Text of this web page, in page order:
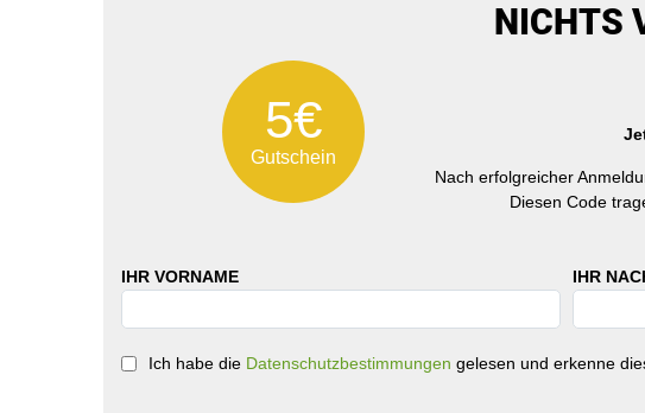
5€
Gutschein
NICHTS
Nach erfolgreicher
Diesen Code
IHR VORNAME IHR
Ich habe die Datenschutzbestimmungen gelesen und erkenne